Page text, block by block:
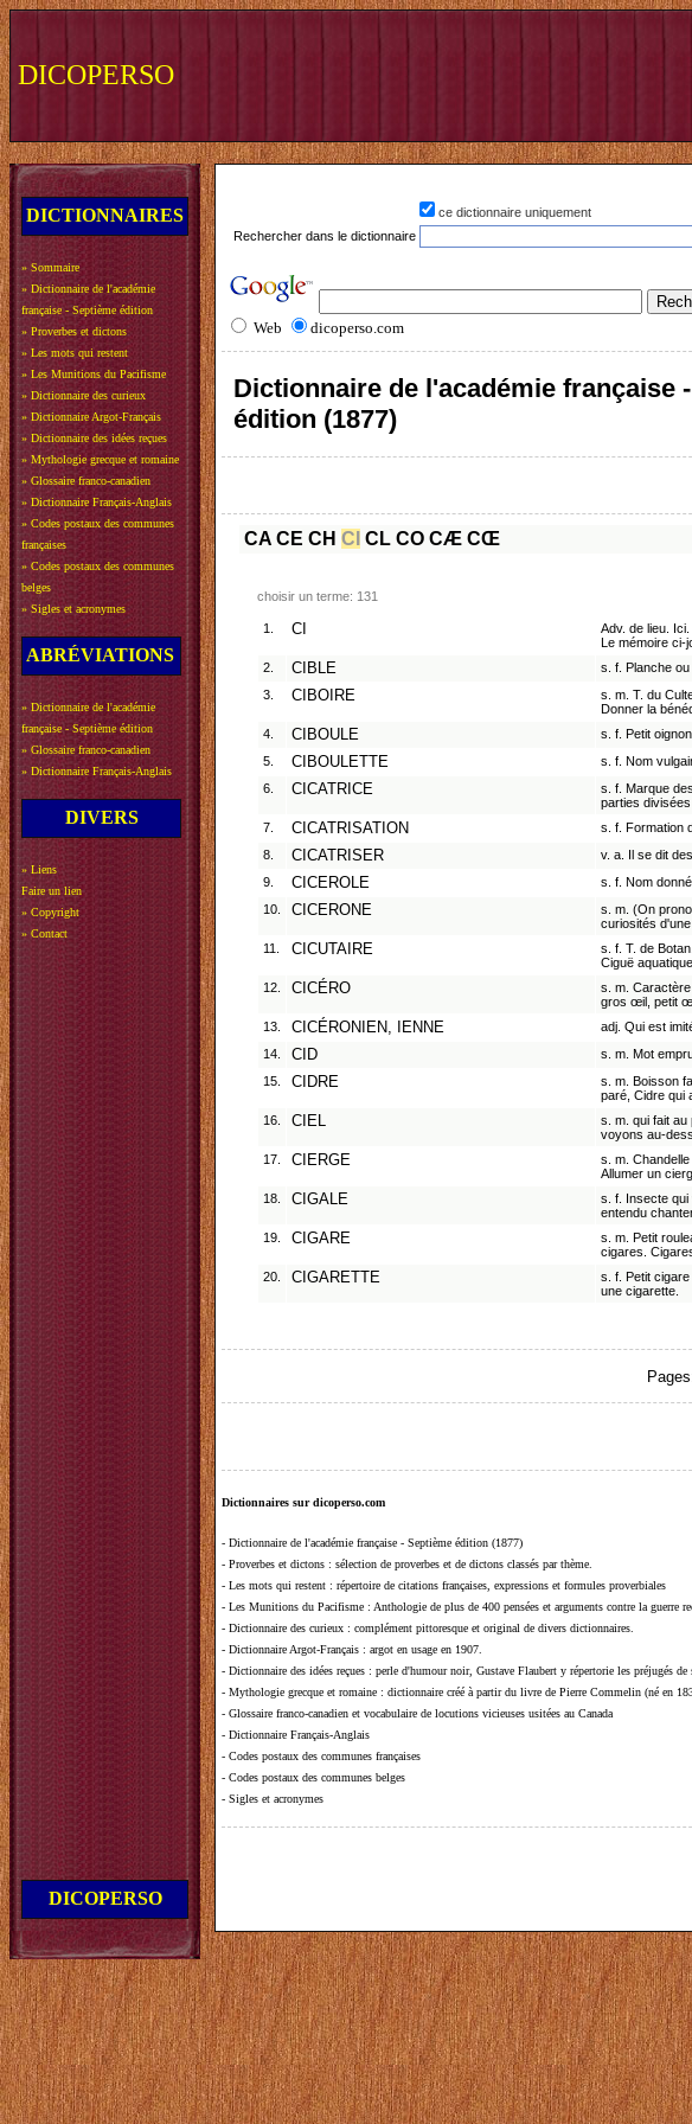
DICOPERSO
DICTIONNAIRES
» Sommaire
» Dictionnaire de l'académie
française - Septième édition
» Proverbes et dictons
» Les mots qui restent
» Les Munitions du Pacifisme
» Dictionnaire des curieux
» Dictionnaire Argot-Français
» Dictionnaire des idées reçues
» Mythologie grecque et romaine
» Glossaire franco-canadien
» Dictionnaire Français-Anglais
» Codes postaux des communes
françaises
» Codes postaux des communes
belges
» Sigles et acronymes
ABRÉVIATIONS
» Dictionnaire de l'académie
française - Septième édition
» Glossaire franco-canadien
» Dictionnaire Français-Anglais
DIVERS
» Liens
Faire un lien
» Copyright
» Contact
DICOPERSO
ce dictionnaire uniquement
Rechercher dans le dictionnaire
Web dicoperso.com
Dictionnaire de l'académie française
édition (1877)
CA CE CH CI CL CO CÆ CŒ
choisir un terme: 131
1. CI
Adv. de lieu.
Le mémoire ci-
2.
CIBLE
s. f. Planche
3.
CIBOIRE
s. m. T. du
Donner la
4.
CIBOULE
s. f. Petit
5.
CIBOULETTE
s. f. Nom
6.
CICATRICE
s. f. Marque
parties
7.
CICATRISATION
s. f. Formation
8.
CICATRISER
v. a. Il se dit
9.
CICEROLE
s. f. Nom
10.
CICERONE
s. m. (On
curiosités
11.
CICUTAIRE
s. f. T. de
Ciguë aquatique.
12.
CICÉRO
s. m.
gros œil, petit
13.
CICÉRONIEN, IENNE
adj. Qui est
14.
CID
s. m. Mot
15.
CIDRE
s. m. Boisson
paré, Cidre qui
16.
CIEL
s. m. qui fait au
voyons au-
17.
CIERGE
s. m.
Allumer un
18.
CIGALE
s. f. Insecte qui
entendu
19.
CIGARE
s. m. Petit
cigares.
20.
CIGARETTE
s. f. Petit
une cigarette.
Dictionnaires sur dicoperso.com
- Dictionnaire de l'académie française - Septième édition (1877)
- Proverbes et dictons : sélection de proverbes et de dictons classés par thème.
- Les mots qui restent : répertoire de citations françaises, expressions et formules proverbiales
- Les Munitions du Pacifisme : Anthologie de plus de 400 pensées et arguments contre la guerre
- Dictionnaire des curieux : complément pittoresque et original de divers dictionnaires.
- Dictionnaire Argot-Français : argot en usage en 1907.
- Dictionnaire des idées reçues : perle d'humour noir, Gustave Flaubert y répertorie les préjugés de
- Mythologie grecque et romaine : dictionnaire créé à partir du livre de Pierre Commelin (né en
- Glossaire franco-canadien et vocabulaire de locutions vicieuses usitées au Canada
- Dictionnaire Français-Anglais
- Codes postaux des communes françaises
- Codes postaux des communes belges
- Sigles et acronymes